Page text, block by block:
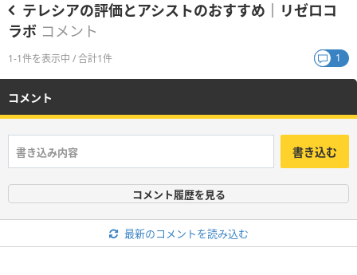
テレシアの評価とアシストのおすすめ｜リゼロコ
ラボ コメント
1-1件を表示中 / 合計1件 1
コメント
書き込む
コメント履歴を見る
最新のコメントを読み込む